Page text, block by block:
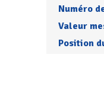
Numéro
Valeur
Position